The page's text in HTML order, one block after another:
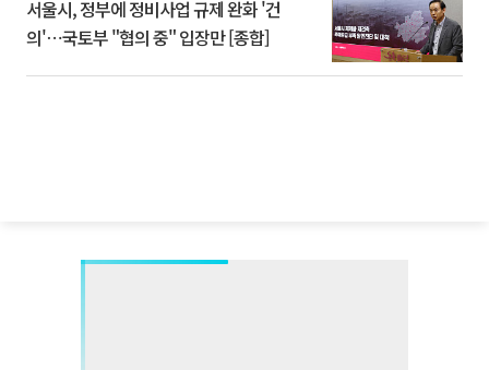
서울시, 정부에 정비사업 규제 완화 '건
의'⋯국토부 "협의 중" 입장만 [종합]